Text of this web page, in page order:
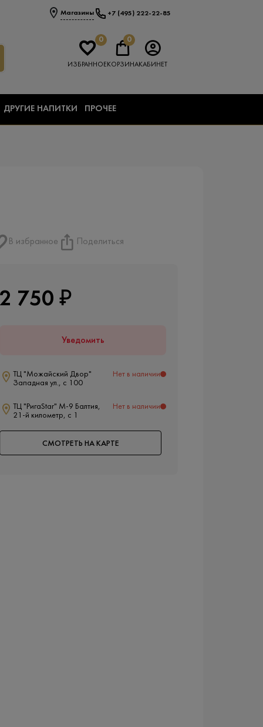
Магазины +7 (495) 222-22-85
0
ИЗБРАННОЕ
0
КОРЗИНАКАБИНЕТ
ДРУГИЕ НАПИТКИ ПРОЧЕЕ
В избранное Поделиться
2 750 ₽
Уведомить
ТЦ "Можайский Двор"
Западная ул., с 100
Нет в наличии
ТЦ "РигаStar" М-9 Балтия,
21-й километр, с 1
Нет в наличии
СМОТРЕТЬ НА КАРТЕ